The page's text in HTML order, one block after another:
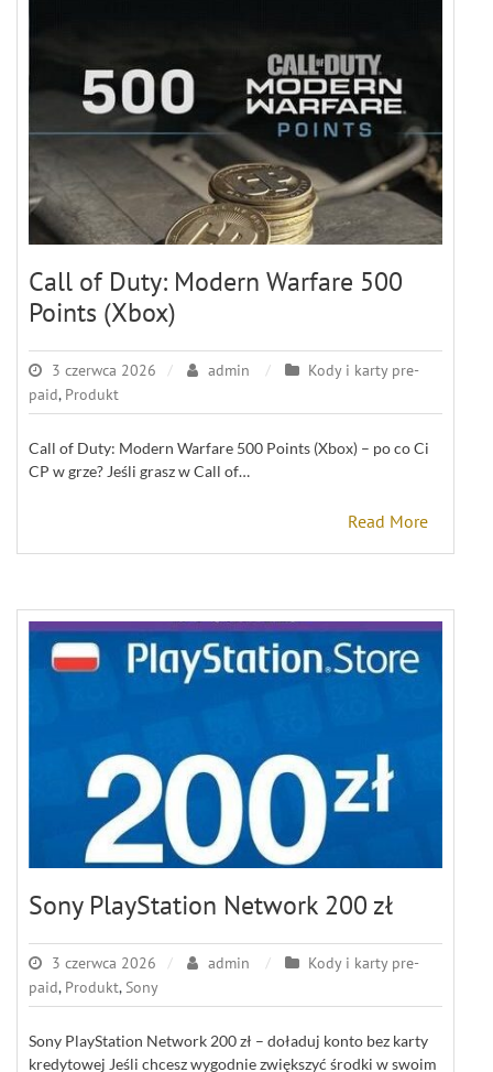
Call of Duty: Modern Warfare 500
Points (Xbox)
3 czerwca 2026 admin
Kody i karty pre-
paid, Produkt
Call of Duty: Modern Warfare 500 Points (Xbox) – po co Ci
CP w grze? Jeśli grasz w Call of…
Read More
Sony PlayStation Network 200 zł
3 czerwca 2026 admin
Kody i karty pre-
paid, Produkt, Sony
Sony PlayStation Network 200 zł – doładuj konto bez karty
kredytowej Jeśli chcesz wygodnie zwiększyć środki w swoim